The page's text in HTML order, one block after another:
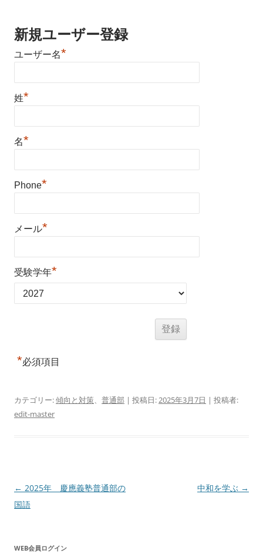
新規ユーザー登録
ユーザー名*
姓*
名*
Phone*
メール*
受験学年*
*必須項目
カテゴリー:傾向と対策、 普通部 | 投稿日:2025年3月7日 | 投稿者:
edit-master
投
稿
ゲ
← 2025年 慶應義塾普通部の
国語
中和を学ぶ →
WEB会員ログイン